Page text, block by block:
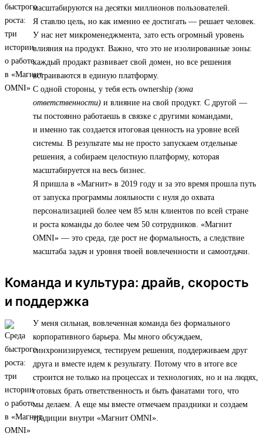
масштабируются на десятки миллионов пользователей.
Я ставлю цель, но как именно ее достигать — решает человек.
У нас нет микроменеджмента, зато есть огромный уровень
влияния на продукт. Важно, что это не изолированные зоны:
каждый продакт развивает свой домен, но все решения
встраиваются в единую платформу.
С одной стороны, у тебя есть ownership (зона
ответственности) и влияние на свой продукт. С другой —
ты постоянно работаешь в связке с другими командами,
и именно так создается итоговая ценность на уровне всей
системы. В результате мы не просто запускаем отдельные
решения, а собираем целостную платформу, которая
масштабируется на весь бизнес.
Я пришла в «Магнит» в 2019 году и за это время прошла путь
от запуска программы лояльности с нуля до охвата
персонализацией более чем 85 млн клиентов по всей стране
и роста команды до более чем 50 сотрудников. «Магнит
OMNI» — это среда, где рост не формальность, а следствие
масштаба задач и уровня твоей вовлеченности и самоотдачи.
Команда и культура: драйв, скорость
и поддержка
У меня сильная, вовлеченная команда без формального
корпоративного барьера. Мы много обсуждаем,
синхронизируемся, тестируем решения, поддерживаем друг
друга и вместе идем к результату. Потому что в итоге все
строится не только на процессах и технологиях, но и на людях,
готовых брать ответственность и быть фанатами того, что
мы делаем. А еще мы вместе отмечаем праздники и создаем
традиции внутри «Магнит OMNI».